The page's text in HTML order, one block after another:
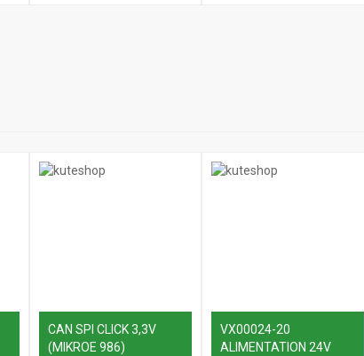
CAN SPI CLICK 3,3V
(MIKROE 986)
VX00024-20
ALIMENTATION 24V